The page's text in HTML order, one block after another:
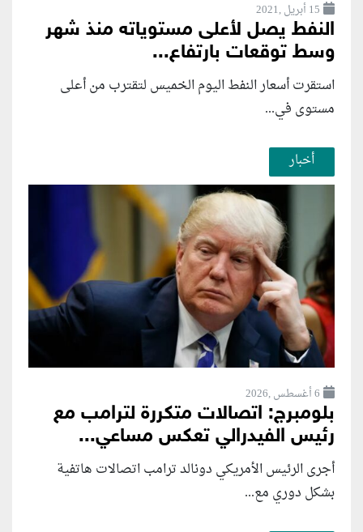
15 أبريل ,2021
النفط يصل لأعلى مستوياته منذ شهر
وسط توقعات بارتفاع...
استقرت أسعار النفط اليوم الخميس لتقترب من أعلى
مستوى في...
أخبار
6 أغسطس ,2026
بلومبرج: اتصالات متكررة لترامب مع
رئيس الفيدرالي تعكس مساعي...
أجرى الرئيس الأمريكي دونالد ترامب اتصالات هاتفية
بشكل دوري مع...